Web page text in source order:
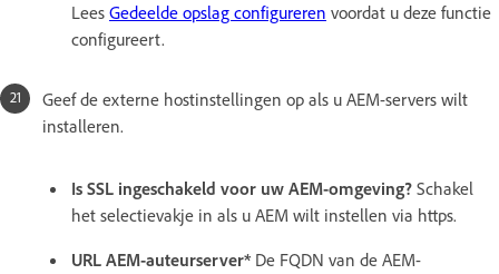
Lees Gedeelde opslag configureren voordat u deze functie
configureert.
Geef de externe hostinstellingen op als u AEM-servers wilt
installeren.
Is SSL ingeschakeld voor uw AEM-omgeving? Schakel
het selectievakje in als u AEM wilt instellen via https.
URL AEM-auteurserver* De FQDN van de AEM-